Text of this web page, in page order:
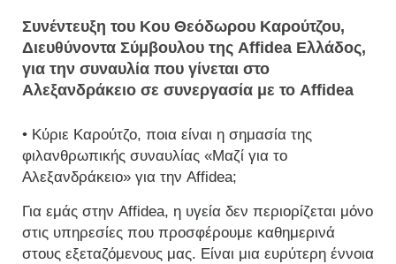
Συνέντευξη του Κου Θεόδωρου Καρούτζου,
Διευθύνοντα Σύμβουλου της Affidea Ελλάδος,
για την συναυλία που γίνεται στο
Αλεξανδράκειο σε συνεργασία με το Affidea
• Κύριε Καρούτζο, ποια είναι η σημασία της
φιλανθρωπικής συναυλίας «Μαζί για το
Αλεξανδράκειο» για την Affidea;
Για εμάς στην Affidea, η υγεία δεν περιορίζεται μόνο
στις υπηρεσίες που προσφέρουμε καθημερινά
στους εξεταζόμενους μας. Είναι μια ευρύτερη έννοια